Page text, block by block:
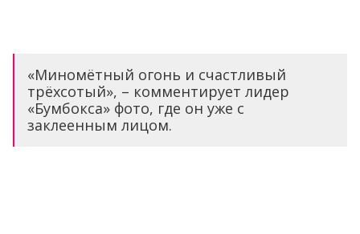
«Миномётный огонь и счастливый
трёхсотый», – комментирует лидер
«Бумбокса» фото, где он уже с
заклеенным лицом.